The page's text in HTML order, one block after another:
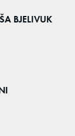
BJELIVUK